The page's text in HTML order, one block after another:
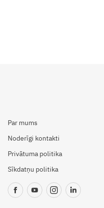
Par mums
Noderīgi kontakti
Privātuma politika
Sīkdatņu politika